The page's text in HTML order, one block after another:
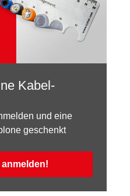
Kabel-
und eine
geschenkt